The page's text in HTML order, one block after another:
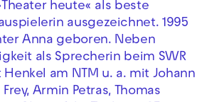
heute« als beste
ausgezeichnet. 1995
Anna geboren. Neben
als Sprecherin beim SWR
am NTM u. a. mit Johann
Armin Petras, Thomas